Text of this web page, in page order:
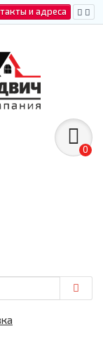
и адреса
0